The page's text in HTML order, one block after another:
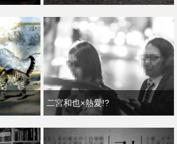
二宮和也×熱愛!?